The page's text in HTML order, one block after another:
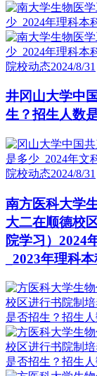
院校动态2024/8/31
井冈山大学中
生？招生人数
院校动态2024/8/31
南方医科大学
大二在顺德校
院学习）2024
_2023年理科